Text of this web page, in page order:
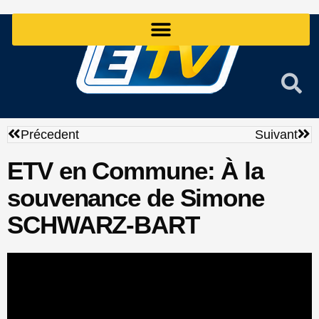
Précédent
Précedent Suivant
ETV en Commune: À la
souvenance de Simone
SCHWARZ-BART